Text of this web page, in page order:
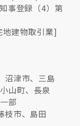
事登録（4）第
建物取引業]
沼津市、三島
山町、長泉
部
枝市、島田